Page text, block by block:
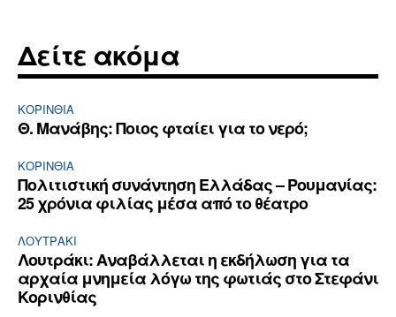
Δείτε ακόμα
ΚΟΡΙΝΘΊΑ
Θ. Μανάβης: Ποιος φταίει για το νερό;
ΚΟΡΙΝΘΊΑ
Πολιτιστική συνάντηση Ελλάδας – Ρουμανίας:
25 χρόνια φιλίας μέσα από το θέατρο
ΛΟΥΤΡΆΚΙ
Λουτράκι: Αναβάλλεται η εκδήλωση για τα
αρχαία μνημεία λόγω της φωτιάς στο Στεφάνι
Κορινθίας